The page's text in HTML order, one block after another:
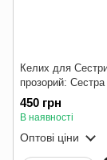
Келих для
прозорий: Сестра
450 грн
В наявності
Оптові ціни